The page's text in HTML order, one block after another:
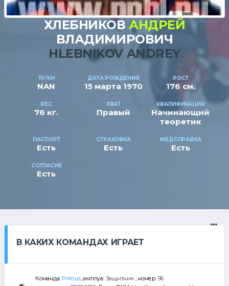
ХЛЕБНИКОВАНДРЕЙ
ВЛАДИМИРОВИЧ
HLEBNIKOV ANDREY
ТР/КН
NAN
ДАТА РОЖДЕНИЯ
15 марта 1970
РОСТ
176 см.
ВЕС
76 кг.
ХВАТ
Правый
КВАЛИФИКАЦИЯ
Начинающий
теоретик
ПАСПОРТ
Есть
СТРАХОВКА
Есть
МЕДСПРАВКА
Есть
СОГЛАСИЕ
Есть
В КАКИХ КОМАНДАХ ИГРАЕТ
Команда: Primus, амплуа: Защитник, номер: 96